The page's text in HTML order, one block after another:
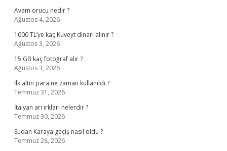
Avam orucu nedir ?
Ağustos 4, 2026
1000 TL’ye kaç Kuveyt dinarı alınır ?
Ağustos 3, 2026
15 GB kaç fotoğraf alır ?
Ağustos 3, 2026
İlk altın para ne zaman kullanıldı ?
Temmuz 31, 2026
İtalyan arı ırkları nelerdir ?
Temmuz 30, 2026
Sudan Karaya geçiş nasıl oldu ?
Temmuz 28, 2026